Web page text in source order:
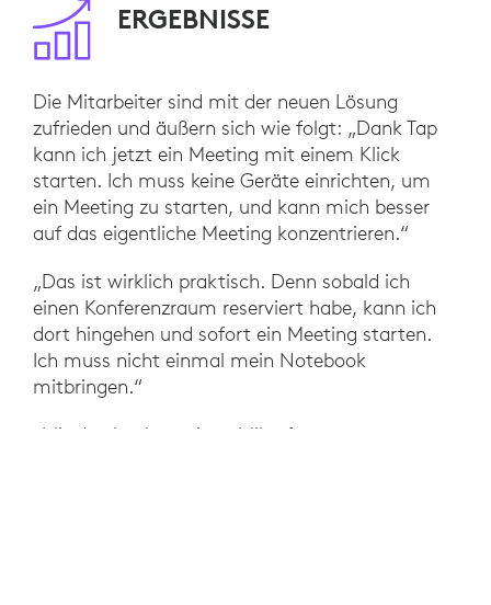
ERGEBNISSE
Die Mitarbeiter sind mit der neuen Lösung
zufrieden und äußern sich wie folgt: „Dank Tap
kann ich jetzt ein Meeting mit einem Klick
starten. Ich muss keine Geräte einrichten, um
ein Meeting zu starten, und kann mich besser
auf das eigentliche Meeting konzentrieren.“
„Das ist wirklich praktisch. Denn sobald ich
einen Konferenzraum reserviert habe, kann ich
dort hingehen und sofort ein Meeting starten.
Ich muss nicht einmal mein Notebook
mitbringen.“
„Mit den hochwertigen Mikrofonen,